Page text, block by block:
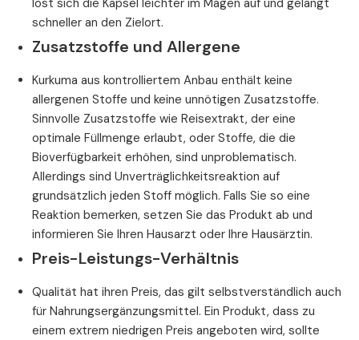
löst sich die Kapsel leichter im Magen auf und gelangt
schneller an den Zielort.
Zusatzstoffe und Allergene
Kurkuma aus kontrolliertem Anbau enthält keine
allergenen Stoffe und keine unnötigen Zusatzstoffe.
Sinnvolle Zusatzstoffe wie Reisextrakt, der eine
optimale Füllmenge erlaubt, oder Stoffe, die die
Bioverfügbarkeit erhöhen, sind unproblematisch.
Allerdings sind Unverträglichkeitsreaktion auf
grundsätzlich jeden Stoff möglich. Falls Sie so eine
Reaktion bemerken, setzen Sie das Produkt ab und
informieren Sie Ihren Hausarzt oder Ihre Hausärztin.
Preis-Leistungs-Verhältnis
Qualität hat ihren Preis, das gilt selbstverständlich auch
für Nahrungsergänzungsmittel. Ein Produkt, dass zu
einem extrem niedrigen Preis angeboten wird, sollte